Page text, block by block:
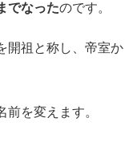
でなったのです。
開祖と称し、帝室か
を変えます。